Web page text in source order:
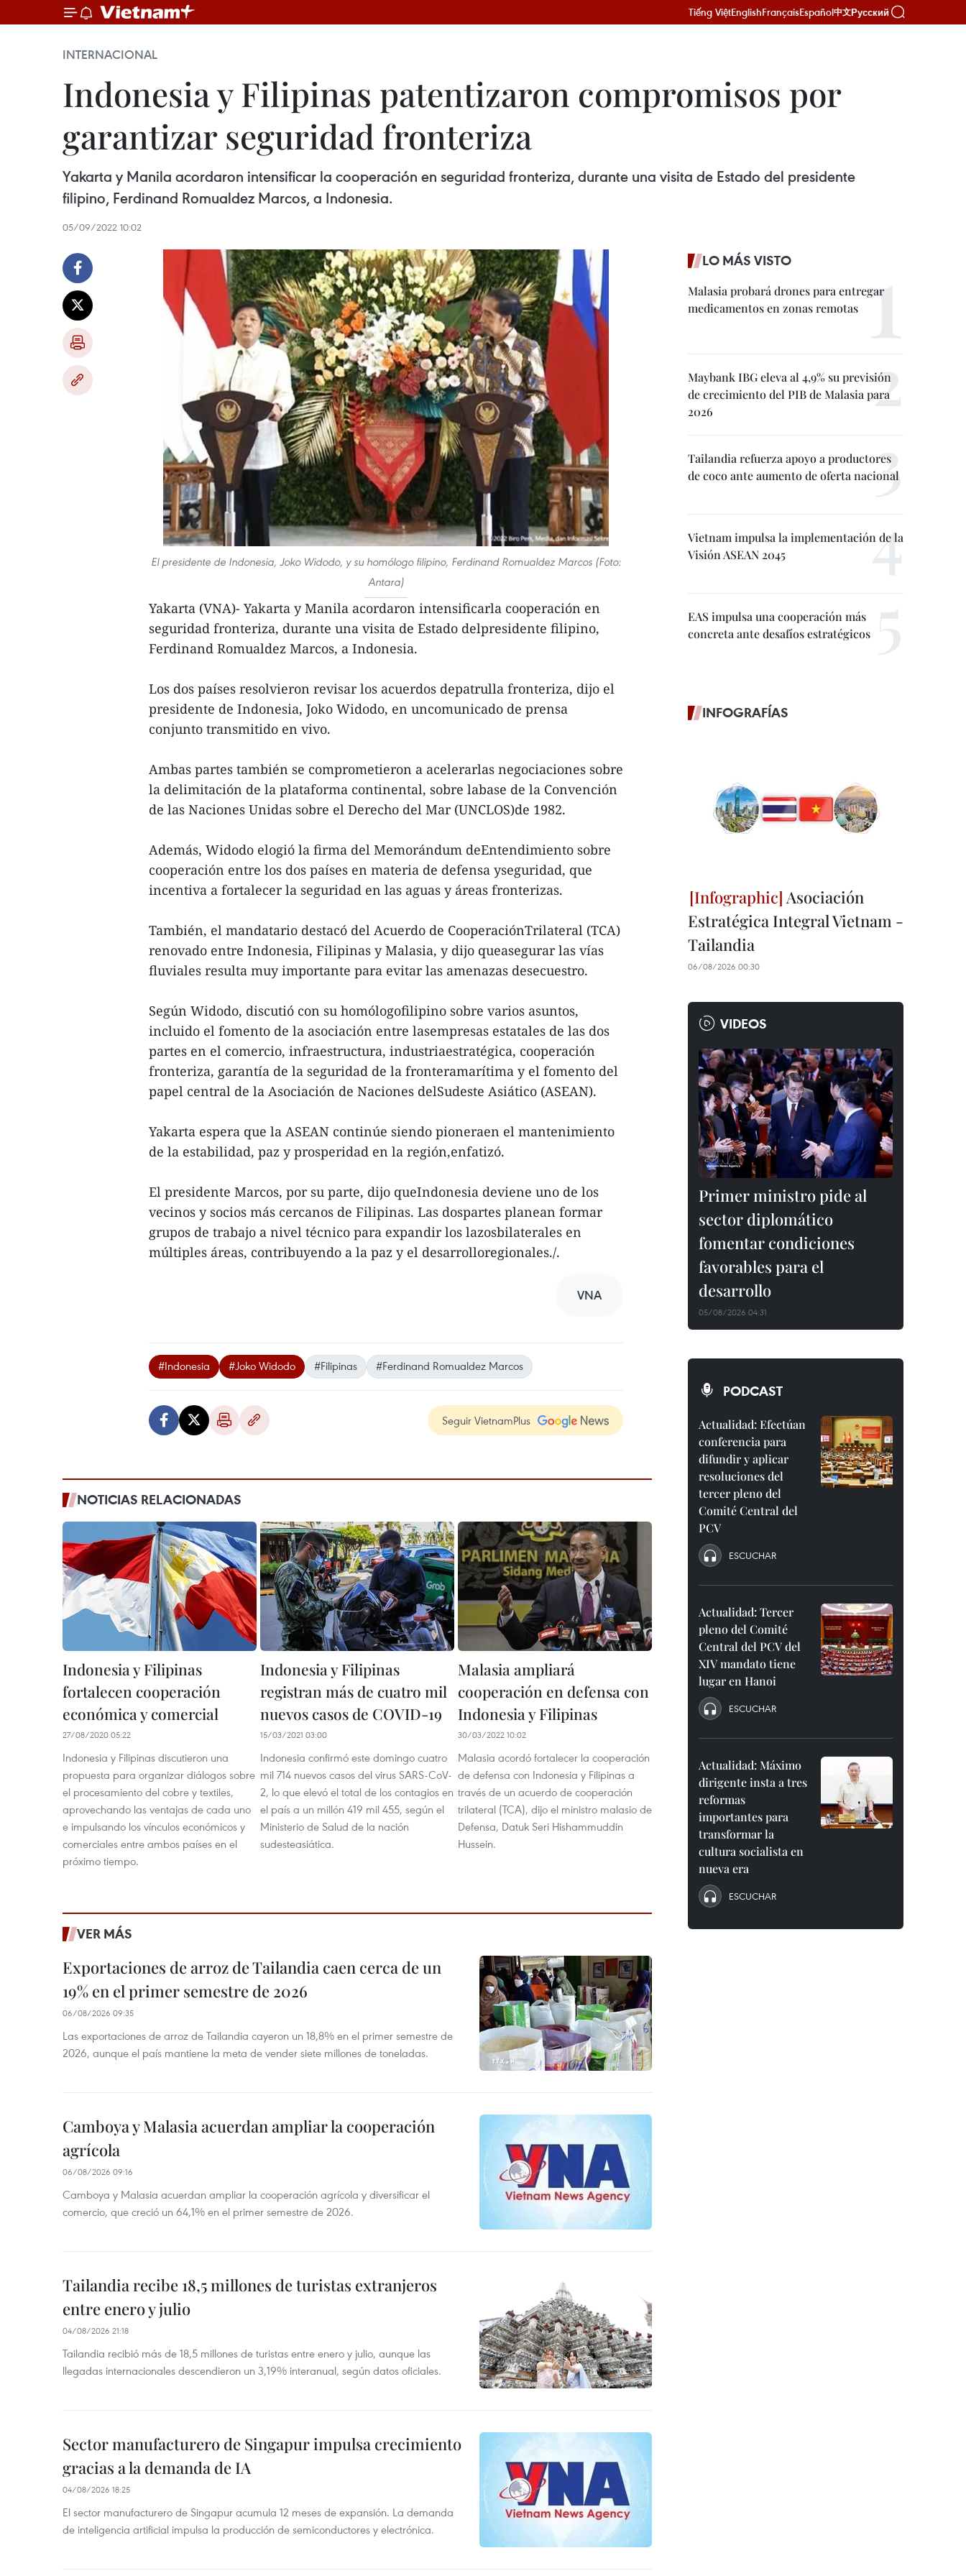
Tiếng ViệtEnglishFrançaisEspañol中文Русский
INTERNACIONAL
Indonesia y Filipinas patentizaron compromisos por
garantizar seguridad fronteriza
Yakarta y Manila acordaron intensificar la cooperación en seguridad fronteriza, durante una visita de Estado del presidente
filipino, Ferdinand Romualdez Marcos, a Indonesia.
05/09/2022 10:02
El presidente de Indonesia, Joko Widodo, y su homólogo filipino, Ferdinand Romualdez Marcos (Foto:
Antara)
Yakarta (VNA)- Yakarta y Manila acordaron intensificarla cooperación en
seguridad fronteriza, durante una visita de Estado delpresidente filipino,
Ferdinand Romualdez Marcos, a Indonesia.
Los dos países resolvieron revisar los acuerdos depatrulla fronteriza, dijo el
presidente de Indonesia, Joko Widodo, en uncomunicado de prensa
conjunto transmitido en vivo.
Ambas partes también se comprometieron a acelerarlas negociaciones sobre
la delimitación de la plataforma continental, sobre labase de la Convención
de las Naciones Unidas sobre el Derecho del Mar (UNCLOS)de 1982.
Además, Widodo elogió la firma del Memorándum deEntendimiento sobre
cooperación entre los dos países en materia de defensa yseguridad, que
incentiva a fortalecer la seguridad en las aguas y áreas fronterizas.
También, el mandatario destacó del Acuerdo de CooperaciónTrilateral (TCA)
renovado entre Indonesia, Filipinas y Malasia, y dijo queasegurar las vías
fluviales resulta muy importante para evitar las amenazas desecuestro.
Según Widodo, discutió con su homólogofilipino sobre varios asuntos,
incluido el fomento de la asociación entre lasempresas estatales de las dos
partes en el comercio, infraestructura, industriaestratégica, cooperación
fronteriza, garantía de la seguridad de la fronteramarítima y el fomento del
papel central de la Asociación de Naciones delSudeste Asiático (ASEAN).
Yakarta espera que la ASEAN continúe siendo pioneraen el mantenimiento
de la estabilidad, paz y prosperidad en la región,enfatizó.
El presidente Marcos, por su parte, dijo queIndonesia deviene uno de los
vecinos y socios más cercanos de Filipinas. Las dospartes planean formar
grupos de trabajo a nivel técnico para expandir los lazosbilaterales en
múltiples áreas, contribuyendo a la paz y el desarrolloregionales./.
VNA
#Indonesia #Joko Widodo #Filipinas #Ferdinand Romualdez Marcos
Seguir VietnamPlus
NOTICIAS RELACIONADAS
Indonesia y Filipinas
fortalecen cooperación
económica y comercial
27/08/2020 05:22
Indonesia y Filipinas discutieron una
propuesta para organizar diálogos sobre
el procesamiento del cobre y textiles,
aprovechando las ventajas de cada uno
e impulsando los vínculos económicos y
comerciales entre ambos países en el
próximo tiempo.
Indonesia y Filipinas
registran más de cuatro mil
nuevos casos de COVID-19
15/03/2021 03:00
Indonesia confirmó este domingo cuatro
mil 714 nuevos casos del virus SARS-CoV-
2, lo que elevó el total de los contagios en
el país a un millón 419 mil 455, según el
Ministerio de Salud de la nación
sudesteasiática.
Malasia ampliará
cooperación en defensa con
Indonesia y Filipinas
30/03/2022 10:02
Malasia acordó fortalecer la cooperación
de defensa con Indonesia y Filipinas a
través de un acuerdo de cooperación
trilateral (TCA), dijo el ministro malasio de
Defensa, Datuk Seri Hishammuddin
Hussein.
VER MÁS
Exportaciones de arroz de Tailandia caen cerca de un
19% en el primer semestre de 2026
06/08/2026 09:35
Las exportaciones de arroz de Tailandia cayeron un 18,8% en el primer semestre de
2026, aunque el país mantiene la meta de vender siete millones de toneladas.
Camboya y Malasia acuerdan ampliar la cooperación
agrícola
06/08/2026 09:16
Camboya y Malasia acuerdan ampliar la cooperación agrícola y diversificar el
comercio, que creció un 64,1% en el primer semestre de 2026.
Tailandia recibe 18,5 millones de turistas extranjeros
entre enero y julio
04/08/2026 21:18
Tailandia recibió más de 18,5 millones de turistas entre enero y julio, aunque las
llegadas internacionales descendieron un 3,19% interanual, según datos oficiales.
Sector manufacturero de Singapur impulsa crecimiento
gracias a la demanda de IA
04/08/2026 18:25
El sector manufacturero de Singapur acumula 12 meses de expansión. La demanda
de inteligencia artificial impulsa la producción de semiconductores y electrónica.
LO MÁS VISTO
Malasia probará drones para entregar
medicamentos en zonas remotas
Maybank IBG eleva al 4,9% su previsión
de crecimiento del PIB de Malasia para
2026
Tailandia refuerza apoyo a productores
de coco ante aumento de oferta nacional
Vietnam impulsa la implementación de la
Visión ASEAN 2045
EAS impulsa una cooperación más
concreta ante desafíos estratégicos
INFOGRAFÍAS
Asociación
Estratégica Integral Vietnam -
Tailandia
06/08/2026 00:30
VIDEOS
Primer ministro pide al
sector diplomático
fomentar condiciones
favorables para el
desarrollo
05/08/2026 04:31
PODCAST
Actualidad: Efectúan
conferencia para
difundir y aplicar
resoluciones del
tercer pleno del
Comité Central del
PCV
ESCUCHAR
Actualidad: Tercer
pleno del Comité
Central del PCV del
XIV mandato tiene
lugar en Hanoi
ESCUCHAR
Actualidad: Máximo
dirigente insta a tres
reformas
importantes para
transformar la
cultura socialista en
nueva era
ESCUCHAR